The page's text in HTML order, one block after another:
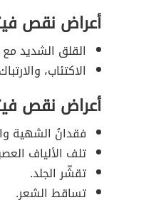
أعراض نقص
القلق الشديد
الاكتئاب،
أعراض نقص
فقدانُ الشهية
تلف الألياف
تقشّر الجلد.
تساقط الشعر.